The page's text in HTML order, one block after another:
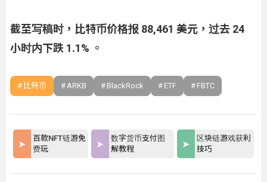
截至写稿时，比特币价格报 88,461 美元，过去 24
小时内下跌 1.1% 。
比特币 ARKB BlackRock ETF FBTC
百款NFT链游免
费玩
数字货币支付图
解教程
区块链游戏获利
技巧